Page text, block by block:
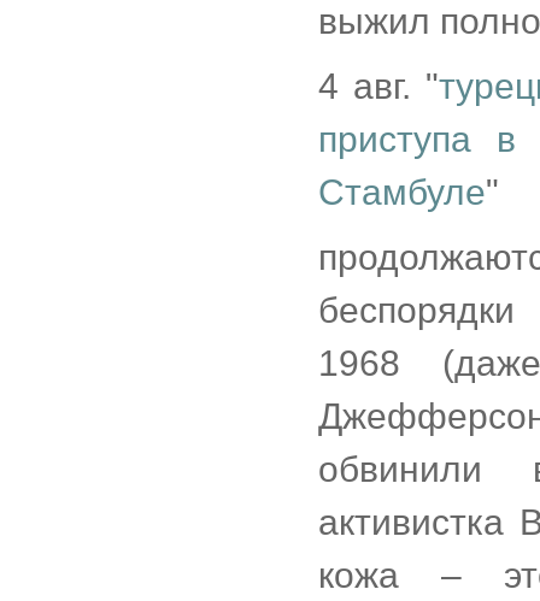
выжил
4 авг. "
приступа
Стамбуле"
1968
обвинили
активистка
кожа –